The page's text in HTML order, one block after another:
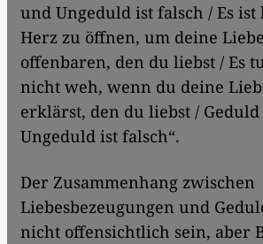
und Ungeduld ist falsch / Es ist
Herz zu öffnen, um deine
offenbaren, den du liebst / Es
nicht weh, wenn du deine
erklärst, den du liebst /
Ungeduld ist falsch“.
Der Zusammenhang zwischen
Liebesbezeugungen und
nicht offensichtlich sein, aber